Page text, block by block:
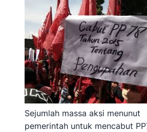
Sejumlah massa aksi menunut
pemerintah untuk mencabut